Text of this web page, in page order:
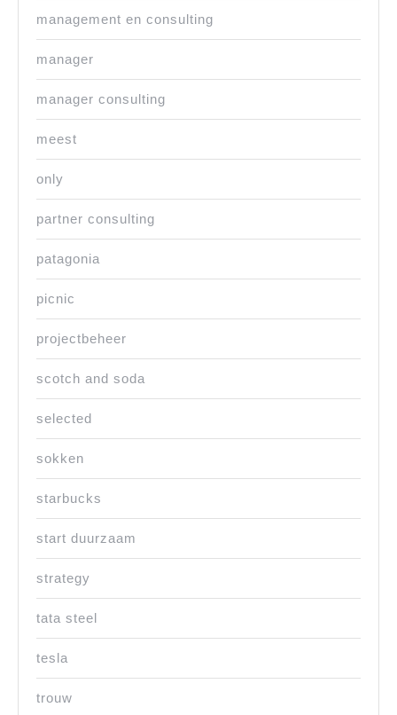
management en consulting
manager
manager consulting
meest
only
partner consulting
patagonia
picnic
projectbeheer
scotch and soda
selected
sokken
starbucks
start duurzaam
strategy
tata steel
tesla
trouw